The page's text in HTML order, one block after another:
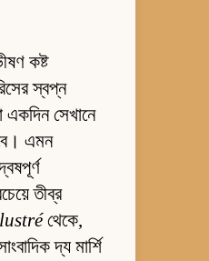
কষ্ট
স্বপ্ন
একদিন সেখানে
এমন
তীব্র
থেকে,
দ্য মার্শি